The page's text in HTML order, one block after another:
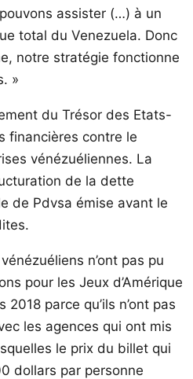
assister (…) à un
total du Venezuela. Donc
notre stratégie fonctionne
»
du Trésor des Etats-
financières contre le
vénézuéliennes. La
de la dette
de Pdvsa émise avant le
n’ont pas pu
pour les Jeux d’Amérique
parce qu’ils n’ont pas
les agences qui ont mis
le prix du billet qui
dollars par personne